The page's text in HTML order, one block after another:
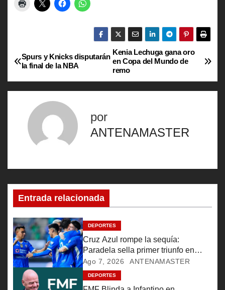
N
a
c
i
ó
n
d
Kenia Lechuga gana oro
en Copa del Mundo de
remo
Spurs y Knicks disputarán
la final de la NBA
por
ANTENAMASTER
Entrada relacionada
DEPORTES
Cruz Azul rompe la sequía:
Paradela sella primer triunfo en
Leagues Cup
Ago 7, 2026 ANTENAMASTER
DEPORTES